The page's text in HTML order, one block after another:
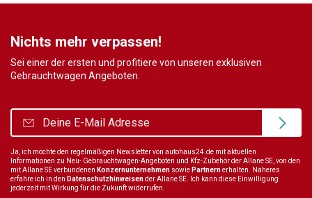
Nichts mehr verpassen!
Sei einer der ersten und profitiere von unseren exklusiven
Gebrauchtwagen Angeboten.
Ja, ich möchte den regelmäßigen Newsletter von autohaus24.de mit aktuellen
Informationen zu Neu- Gebrauchtwagen-Angeboten und Kfz-Zubehör der Allane SE, von den
mit Allane SE verbundenen Konzernunternehmen sowie Partnernerhalten. Näheres
erfahre ich in den Datenschutzhinweisender Allane SE. Ich kann diese Einwilligung
jederzeit mit Wirkung für die Zukunft widerrufen.